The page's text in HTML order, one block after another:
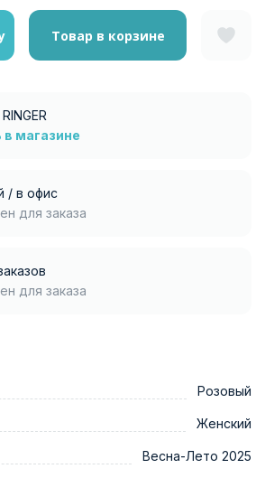
Товар в корзине
магазине
/ в офис
для заказа
для заказа
Розовый
Женский
Весна-Лето 2025